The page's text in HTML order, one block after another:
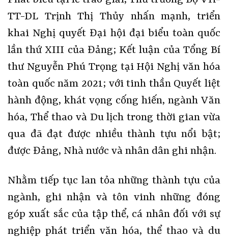
TT-DL Trịnh Thị Thủy nhấn mạnh, triển
khai Nghị quyết Đại hội đại biểu toàn quốc
lần thứ XIII của Đảng; Kết luận của Tổng Bí
thư Nguyễn Phú Trọng tại Hội Nghị văn hóa
toàn quốc năm 2021; với tinh thần Quyết liệt
hành động, khát vọng cống hiến, ngành Văn
hóa, Thể thao và Du lịch trong thời gian vừa
qua đã đạt được nhiều thành tựu nổi bật;
được Đảng, Nhà nước và nhân dân ghi nhận.
Nhằm tiếp tục lan tỏa những thành tựu của
ngành, ghi nhận và tôn vinh những đóng
góp xuất sắc của tập thể, cá nhân đối với sự
nghiệp phát triển văn hóa, thể thao và du